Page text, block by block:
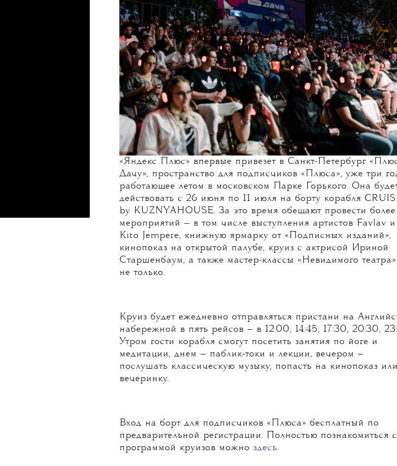
«‎Яндекс Плюс» впервые привезет в Санкт-Петербург
Дачу», пространство для подписчиков «‎Плюса», уже три
работающее летом в московском Парке Горького. Она
действовать с 26 июня по 11 июля на борту корабля
by KUZNYAHOUSE. За это время обещают провести
мероприятий — в том числе выступления артистов Favlav и
Kito Jempere, книжную ярмарку от «‎Подписных изданий»,
кинопоказ на открытой палубе, круиз с актрисой Ириной
Старшенбаум, а также мастер-классы «Невидимого
не только.
Круиз будет ежедневно отправляться пристани на
набережной в пять рейсов — в 12:00, 14:45, 17:30, 20:30,
Утром гости корабля смогут посетить занятия по йоге и
медитации, днем — паблик-токи и лекции, вечером —
послушать классическую музыку, попасть на кинопоказ или
вечеринку.
Вход на борт для подписчиков «‎Плюса» бесплатный по
предварительной регистрации. Полностью познакомиться с
программой круизов можно здесь.